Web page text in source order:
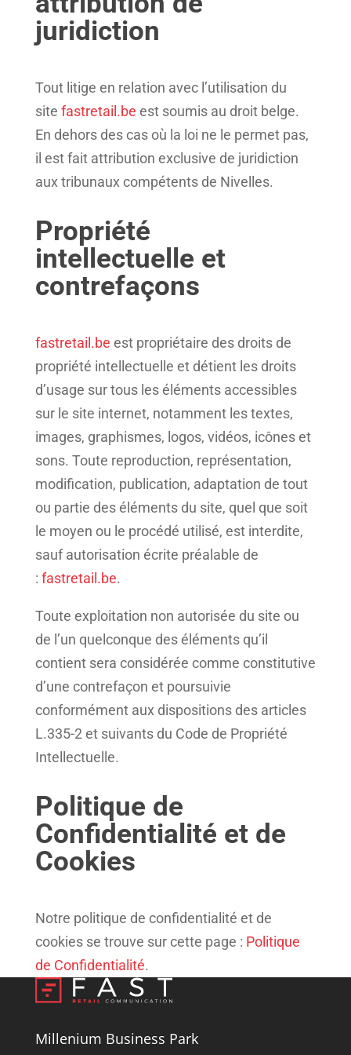
juridiction
Tout litige en relation avec l’utilisation du
site fastretail.be est soumis au droit belge.
En dehors des cas où la loi ne le permet pas,
il est fait attribution exclusive de juridiction
aux tribunaux compétents de Nivelles.
Propriété
intellectuelle et
contrefaçons
fastretail.be est propriétaire des droits de
propriété intellectuelle et détient les droits
d’usage sur tous les éléments accessibles
sur le site internet, notamment les textes,
images, graphismes, logos, vidéos, icônes et
sons. Toute reproduction, représentation,
modification, publication, adaptation de tout
ou partie des éléments du site, quel que soit
le moyen ou le procédé utilisé, est interdite,
sauf autorisation écrite préalable de
: fastretail.be.
Toute exploitation non autorisée du site ou
de l’un quelconque des éléments qu’il
contient sera considérée comme constitutive
d’une contrefaçon et poursuivie
conformément aux dispositions des articles
L.335-2 et suivants du Code de Propriété
Intellectuelle.
Politique de
Confidentialité et de
Cookies
Notre politique de confidentialité et de
cookies se trouve sur cette page : Politique
de Confidentialité.
Millenium Business Park